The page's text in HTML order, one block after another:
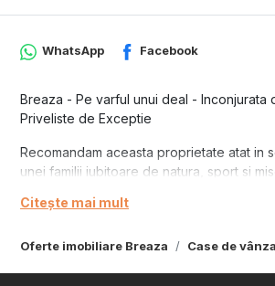
Oferte imobiliare Breaza Case de
WhatsApp Facebook
Breaza - Pe varful unui deal - Inconjurata
Priveliste de Exceptie
Recomandam aceasta proprietate atat in
unei familii iubitoare de natura, sport si
mini-pensiune, clinica, afterschool/
Citește mai mult